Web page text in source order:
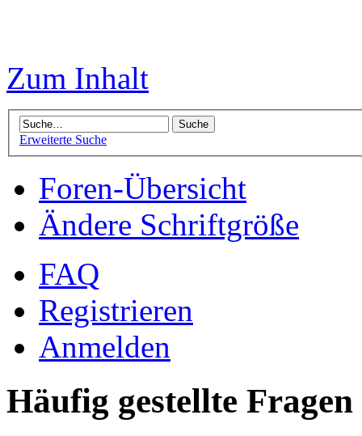
Zum Inhalt
Erweiterte Suche
Foren-Übersicht
Ändere Schriftgröße
FAQ
Registrieren
Anmelden
Häufig gestellte Fragen